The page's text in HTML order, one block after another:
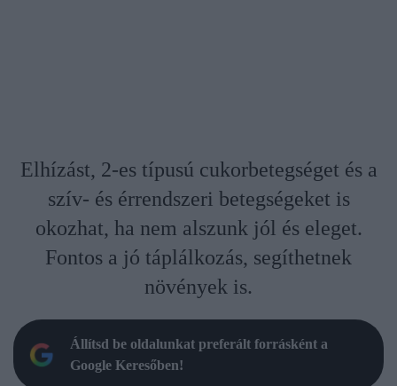
Elhízást, 2-es típusú cukorbetegséget és a
szív- és érrendszeri betegségeket is
okozhat, ha nem alszunk jól és eleget.
Fontos a jó táplálkozás, segíthetnek
növények is.
Állítsd be oldalunkat preferált forrásként a
Google Keresőben!